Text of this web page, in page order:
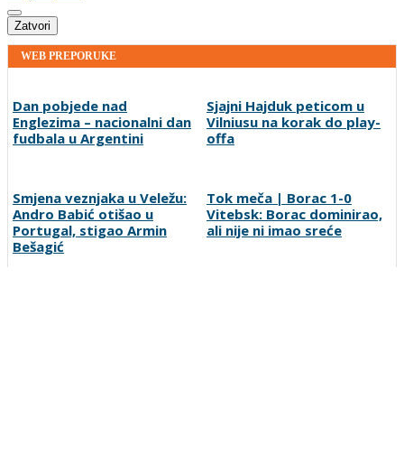
Zatvori
WEB PREPORUKE
Dan pobjede nad
Englezima – nacionalni dan
fudbala u Argentini
Sjajni Hajduk peticom u
Vilniusu na korak do play-
offa